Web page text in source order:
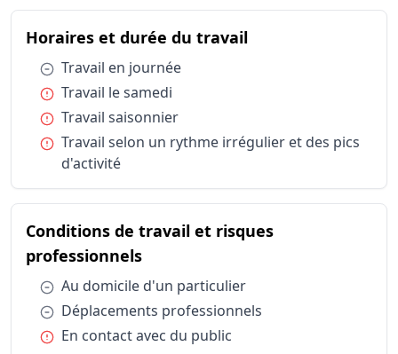
Résumé des conditions d'exercice :
Catégorie
Horaires et durée du travail
Horaires et durée du travail
Horaires et durée du travail
Horaires et durée du travail
Travail
Conditions de travail et risques professionnels
Au
Conditions de travail et risques professionnels
Conditions de travail et risques professionnelsEn
Types de structures
Types de structures
Statut d'emploi
Statut d'emploi
Horaires et durée du travaildu métier Agent
Condition :
Travail en journée
Condition :
Travail le samedi
Condition :
Travail saisonnier
Condition :
Travail selon un rythme irrégulier et des pics
d'activité
Conditions de travail et risques
professionnelsdu métier Agent recenseur /
Condition :
Au domicile d'un particulier
Condition :
Déplacements professionnels
Condition :
En contact avec du public